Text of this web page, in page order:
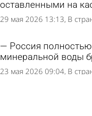
оставленными на
29 мая 2026 13:13 В
Россия
минеральной воды
23 мая 2026 09:04 В